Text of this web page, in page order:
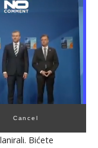
Cancel
Bićete